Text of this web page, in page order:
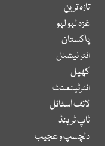
تازہ ترین
غزہ لہو لہو
پاکستان
انٹر نیشنل
کھیل
انٹرٹینمنٹ
لائف اسٹائل
ٹاپ ٹرینڈ
دلچسپ و عجیب